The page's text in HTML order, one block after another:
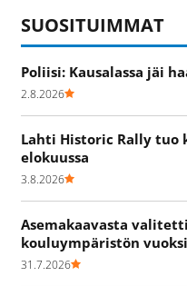
SUOSITUIMMAT
Poliisi: Kausalassa jäi
2.8.2026
Lahti Historic Rally
elokuussa
3.8.2026
Asemakaavasta
kouluympäristön vuoksi
31.7.2026